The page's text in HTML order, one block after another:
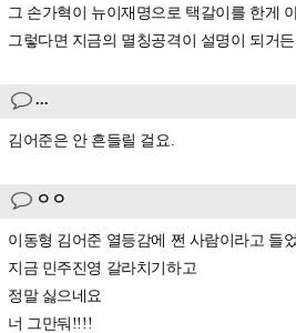
그 손가혁이 뉴이재명으로 택갈이를 한게
그렇다면 지금의 멸칭공격이 설명이 되거
...
김어준은 안 흔들릴 걸요.
ㅇㅇ
이동형 김어준 열등감에 쩐 사람이라고 들
지금 민주진영 갈라치기하고
정말 싫으네요
너 그만둬!!!!